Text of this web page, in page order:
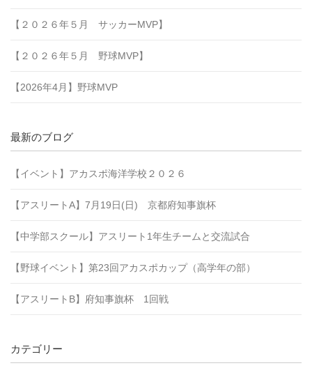
【２０２６年５月 サッカーMVP】
【２０２６年５月 野球MVP】
【2026年4月】野球MVP
最新のブログ
【イベント】アカスポ海洋学校２０２６
【アスリートA】7月19日(日) 京都府知事旗杯
【中学部スクール】アスリート1年生チームと交流試合
【野球イベント】第23回アカスポカップ（高学年の部）
【アスリートB】府知事旗杯 1回戦
カテゴリー